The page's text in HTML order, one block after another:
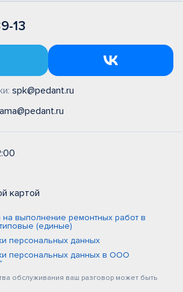
13
spk@pedant.ru
картой
на выполнение ремонтных работ в
(единые)
персональных данных
персональных данных в ООО
обслуживания ваш разговор может быть